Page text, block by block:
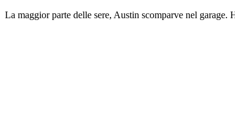
La maggior parte delle sere, Austin scomparve nel garage.